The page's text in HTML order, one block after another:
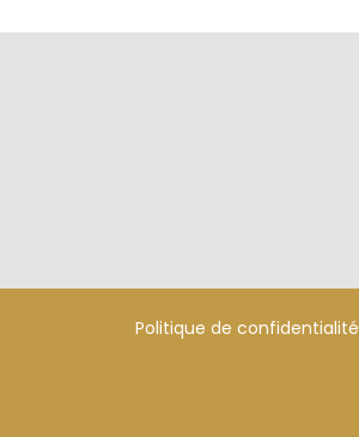
Politique de confidentialité